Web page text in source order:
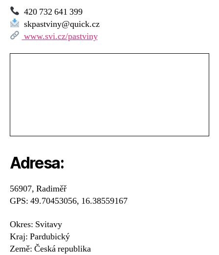
420 732 641 399
skpastviny@quick.cz
www.svi.cz/pastviny
Adresa:
56907, Radiměř
GPS: 49.70453056, 16.38559167
Okres: Svitavy
Kraj: Pardubický
Země: Česká republika